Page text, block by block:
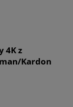
4K z
Kardon